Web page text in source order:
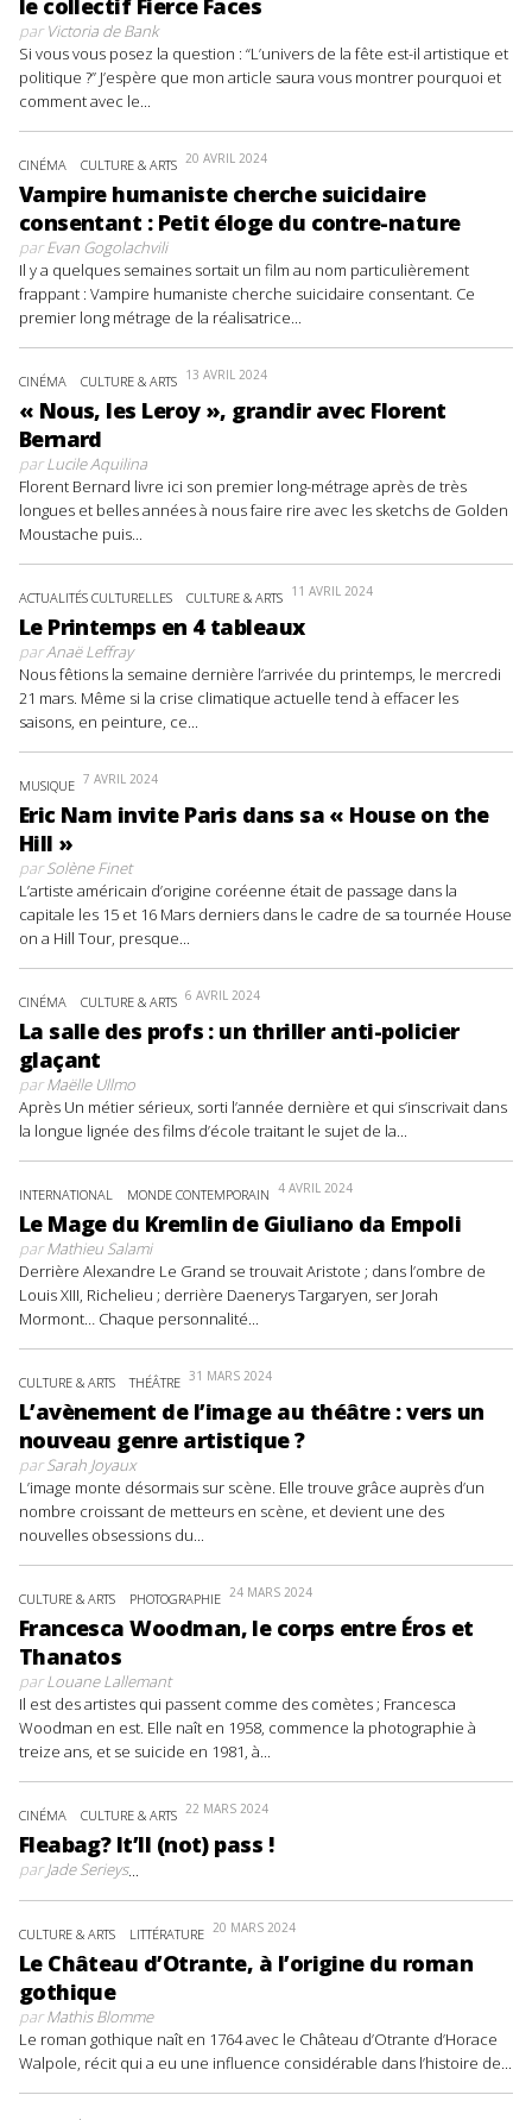
le collectif Fierce Faces
parVictoria de Bank
Si vous vous posez la question : “L’univers de la fête est-il artistique et
politique ?” J’espère que mon article saura vous montrer pourquoi et
comment avec le...
CINÉMA CULTURE & ARTS 20 AVRIL 2024
Vampire humaniste cherche suicidaire
consentant : Petit éloge du contre-nature
parEvan Gogolachvili
Il y a quelques semaines sortait un film au nom particulièrement
frappant : Vampire humaniste cherche suicidaire consentant. Ce
premier long métrage de la réalisatrice...
CINÉMA CULTURE & ARTS 13 AVRIL 2024
« Nous, les Leroy », grandir avec Florent
Bernard
parLucile Aquilina
Florent Bernard livre ici son premier long-métrage après de très
longues et belles années à nous faire rire avec les sketchs de Golden
Moustache puis...
ACTUALITÉS CULTURELLES CULTURE & ARTS 11 AVRIL 2024
Le Printemps en 4 tableaux
parAnaë Leffray
Nous fêtions la semaine dernière l’arrivée du printemps, le mercredi
21 mars. Même si la crise climatique actuelle tend à effacer les
saisons, en peinture, ce...
MUSIQUE 7 AVRIL 2024
Eric Nam invite Paris dans sa « House on the
Hill »
parSolène Finet
L’artiste américain d’origine coréenne était de passage dans la
capitale les 15 et 16 Mars derniers dans le cadre de sa tournée House
on a Hill Tour, presque...
CINÉMA CULTURE & ARTS 6 AVRIL 2024
La salle des profs : un thriller anti-policier
glaçant
parMaëlle Ullmo
Après Un métier sérieux, sorti l’année dernière et qui s’inscrivait dans
la longue lignée des films d’école traitant le sujet de la...
INTERNATIONAL MONDE CONTEMPORAIN 4 AVRIL 2024
Le Mage du Kremlin de Giuliano da Empoli
parMathieu Salami
Derrière Alexandre Le Grand se trouvait Aristote ; dans l’ombre de
Louis XIII, Richelieu ; derrière Daenerys Targaryen, ser Jorah
Mormont… Chaque personnalité...
CULTURE & ARTS THÉÂTRE 31 MARS 2024
L’avènement de l’image au théâtre : vers un
nouveau genre artistique ?
parSarah Joyaux
L’image monte désormais sur scène. Elle trouve grâce auprès d’un
nombre croissant de metteurs en scène, et devient une des
nouvelles obsessions du...
CULTURE & ARTS PHOTOGRAPHIE 24 MARS 2024
Francesca Woodman, le corps entre Éros et
Thanatos
parLouane Lallemant
Il est des artistes qui passent comme des comètes ; Francesca
Woodman en est. Elle naît en 1958, commence la photographie à
treize ans, et se suicide en 1981, à...
CINÉMA CULTURE & ARTS 22 MARS 2024
Fleabag? It’ll (not) pass !
parJade Serieys...
CULTURE & ARTS LITTÉRATURE 20 MARS 2024
Le Château d’Otrante, à l’origine du roman
gothique
parMathis Blomme
Le roman gothique naît en 1764 avec le Château d’Otrante d’Horace
Walpole, récit qui a eu une influence considérable dans l’histoire de...